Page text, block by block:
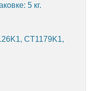
5 кг.
CT1179K1,